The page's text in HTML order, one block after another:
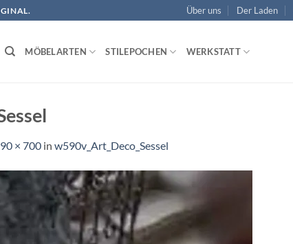
Über uns Der Laden
MÖBELARTEN STILEPOCHEN WERKSTATT
× 700 in w590v_Art_Deco_Sessel